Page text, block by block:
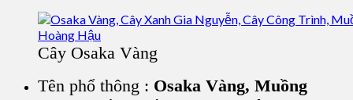
Cây Osaka Vàng
Tên phổ thông : Osaka Vàng, Muồng